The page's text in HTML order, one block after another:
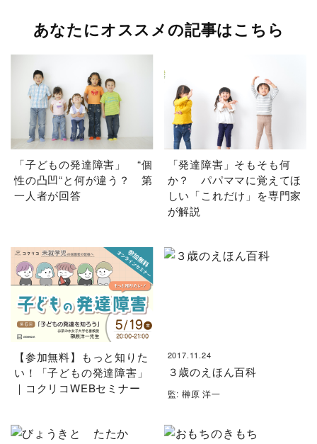
あなたにオススメの記事はこちら
「子どもの発達障害」 “個
性の凸凹“と何が違う？ 第
一人者が回答
「発達障害」そもそも何
か？ パパママに覚えてほ
しい「これだけ」を専門家
が解説
【参加無料】もっと知りた
い！「子どもの発達障害」
｜コクリコWEBセミナー
2017.11.24
３歳のえほん百科
監: 榊原 洋一